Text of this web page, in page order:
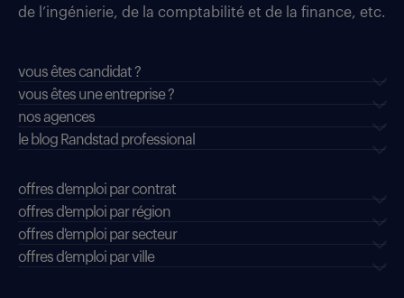
de l’ingénierie, de la comptabilité et de la finance, etc.
vous êtes candidat ?
vous êtes une entreprise ?
nos agences
le blog Randstad professional
offres d'emploi par contrat
offres d'emploi par région
offres d'emploi par secteur
offres d’emploi par ville